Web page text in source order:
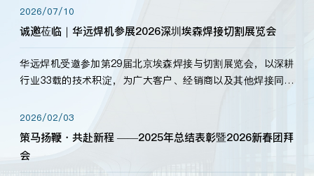
标准，持之以恒研发新产品、新技术。新老客户、行业伙伴、
海内外客户为目睹公司发布的新产…
2026/07/10
诚邀莅临｜华远焊机参展2026深圳埃森焊接切割展览会
华远焊机受邀参加第29届北京埃森焊接与切割展览会，以深耕
行业33载的技术积淀，为广大客户、经销商以及其他焊接同仁
2026/02/03
策马扬鞭・共赴新程 ——2025年总结表彰暨2026新春团拜
会